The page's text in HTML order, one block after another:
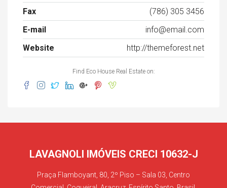
Fax
(786) 305 3456
E-mail
info@email.com
Website
http://themeforest.net
Find Eco House Real Estate on:
LAVAGNOLI IMÓVEIS CRECI 10632-J
Praça Flamboyant, 80, 2º Piso – Sala 03, Centro